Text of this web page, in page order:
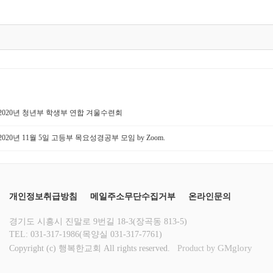
년 청년부 학생부 연합 겨울수련회
년 11월 5일 고등부 목요성경공부 모임 by Zoom.
개인정보취급방침 메일주소무단수집거부 온라인문의
경기도 시흥시 진말로 9번길 18-3(장곡동 813-5)
TEL: 031-317-1986(목양실 031-317-7761)
Copyright (c) 행복한교회 All rights reserved.
Product by GMglory